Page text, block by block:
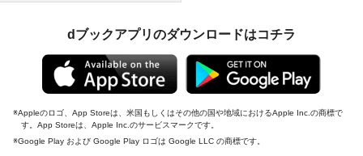
dブックアプリのダウンロードはコチラ
Appleのロゴ、App Storeは、米国もしくはその他の国や地域におけるApple Inc.の商標で
す。App Storeは、Apple Inc.のサービスマークです。
Google Play および Google Play ロゴは Google LLC の商標です。